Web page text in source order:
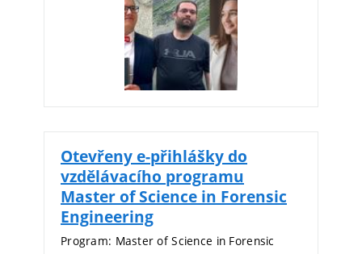
Otevřeny e-přihlášky do
vzdělávacího programu
Master of Science in Forensic
Engineering
Program: Master of Science in Forensic